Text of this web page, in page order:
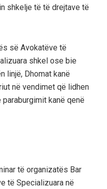
shkelje të të drejtave të
së Avokatëve të
shkel ose bie
linjë, Dhomat kanë
në vendimet që lidhen
kanë qenë
të organizatës Bar
të Specializuara në